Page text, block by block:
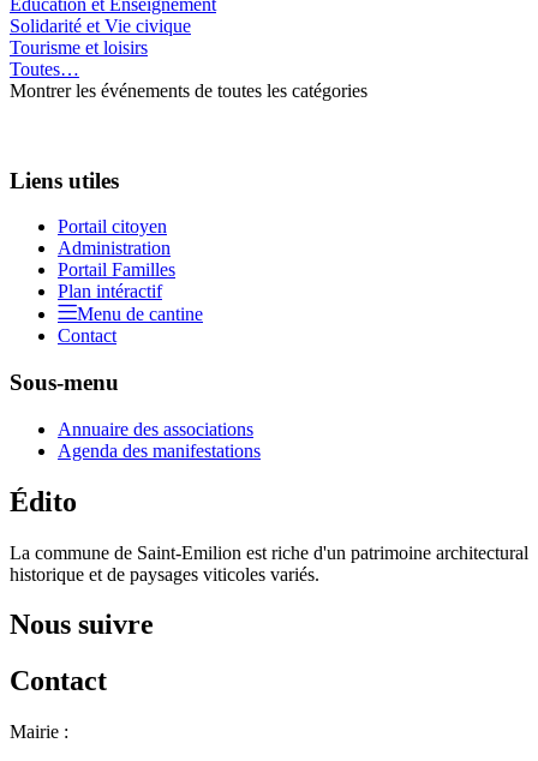
Solidarité et Vie civique
Tourisme et loisirs
Toutes…
Montrer les événements de toutes les catégories
Liens utiles
Portail citoyen
Administration
Portail Familles
Plan intéractif
Menu de cantine
Contact
Sous-menu
Annuaire des associations
Agenda des manifestations
Édito
La commune de Saint-Emilion est riche d'un patrimoine architectural
historique et de paysages viticoles variés.
Nous suivre
Contact
Mairie :